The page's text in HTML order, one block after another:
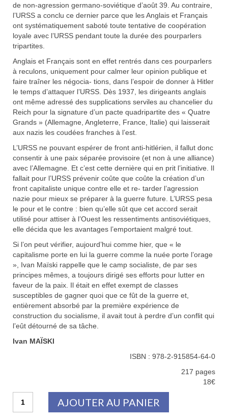
de non-agression germano-soviétique d’août 39. Au contraire,
l’URSS a conclu ce dernier parce que les Anglais et Français
ont systématiquement saboté toute tentative de coopération
loyale avec l’URSS pendant toute la durée des pourparlers
tripartites.
Anglais et Français sont en effet rentrés dans ces pourparlers
à reculons, uniquement pour calmer leur opinion publique et
faire traîner les négocia- tions, dans l’espoir de donner à Hitler
le temps d’attaquer l’URSS. Dès 1937, les dirigeants anglais
ont même adressé des supplications serviles au chancelier du
Reich pour la signature d’un pacte quadripartite des « Quatre
Grands » (Allemagne, Angleterre, France, Italie) qui laisserait
aux nazis les coudées franches à l’est.
L’URSS ne pouvant espérer de front anti-hitlérien, il fallut donc
consentir à une paix séparée provisoire (et non à une alliance)
avec l’Allemagne. Et c’est cette dernière qui en prit l’initiative. Il
fallait pour l’URSS prévenir coûte que coûte la création d’un
front capitaliste unique contre elle et re- tarder l’agression
nazie pour mieux se préparer à la guerre future. L’URSS pesa
le pour et le contre : bien qu’elle sût que cet accord serait
utilisé pour attiser à l’Ouest les ressentiments antisoviétiques,
elle décida que les avantages l’emportaient malgré tout.
Si l’on peut vérifier, aujourd’hui comme hier, que « le
capitalisme porte en lui la guerre comme la nuée porte l’orage
», Ivan Maïski rappelle que le camp socialiste, de par ses
principes mêmes, a toujours dirigé ses efforts pour lutter en
faveur de la paix. Il était en effet exempt de classes
susceptibles de gagner quoi que ce fût de la guerre et,
entièrement absorbé par la première expérience de
construction du socialisme, il avait tout à perdre d’un conflit qui
l’eût détourné de sa tâche.
Ivan MAÏSKI
ISBN : 978-2-915854-64-0
217 pages
18€
AJOUTER AU PANIER